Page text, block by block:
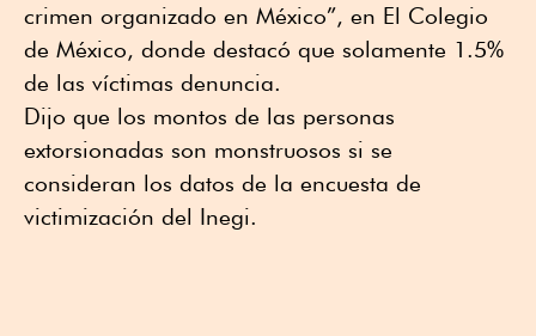
crimen organizado en México”, en El Colegio
de México, donde destacó que solamente 1.5%
de las víctimas denuncia.
Dijo que los montos de las personas
extorsionadas son monstruosos si se
consideran los datos de la encuesta de
victimización del Inegi.